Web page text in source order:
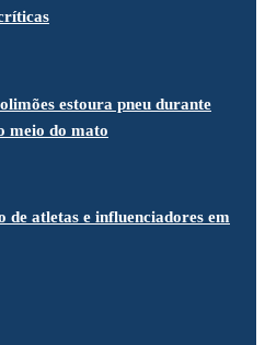
estoura pneu durante
meio do mato
de atletas e influenciadores em